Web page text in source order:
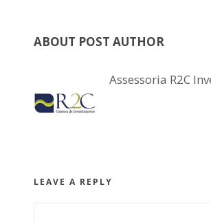
ABOUT POST AUTHOR
Assessoria R2C
LEAVE A REPLY